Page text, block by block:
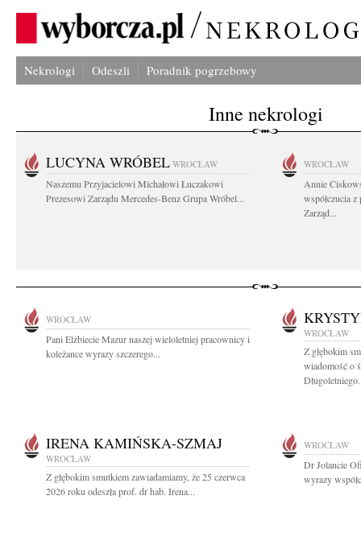
Nekrologi Odeszli Poradnik pogrzebowy
Inne nekrologi
LUCYNA WRÓBEL WROCŁAW
Naszemu Przyjacielowi Michałowi Łuczakowi
Prezesowi Zarządu Mercedes-Benz Grupa Wróbel...
WROCŁAW
Annie
współczucia
Zarząd...
WROCŁAW
Pani Elżbiecie Mazur naszej wieloletniej pracownicy i
koleżance wyrazy szczerego...
WROCŁAW
Z głębokim
wiadomość o
IRENA KAMIŃSKA-SZMAJ
WROCŁAW
Z głębokim smutkiem zawiadamiamy, że 25 czerwca
2026 roku odeszła prof. dr hab. Irena...
WROCŁAW
Dr Jolancie
wyrazy